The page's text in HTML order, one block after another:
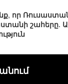
որ
շահերը.